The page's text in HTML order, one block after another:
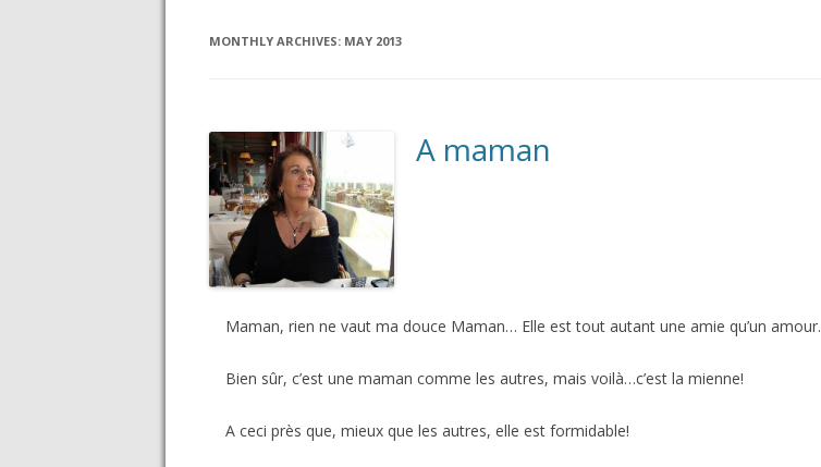
MONTHLY ARCHIVES: MAY 2013
A maman
Maman, rien ne vaut ma douce Maman… Elle est tout autant une amie qu’un amour.
Bien sûr, c’est une maman comme les autres, mais voilà…c’est la mienne!
A ceci près que, mieux que les autres, elle est formidable!